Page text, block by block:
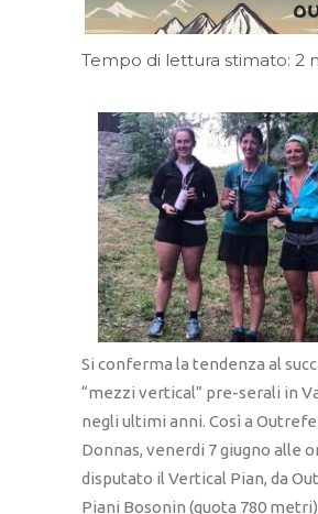
Tempo di lettura stimato: 2
Si conferma la tendenza al
“mezzi vertical” pre-serali in
negli ultimi anni. Così a
Donnas, venerdi 7 giugno alle
disputato il Vertical Pian, da
Piani Bosonin (quota 780